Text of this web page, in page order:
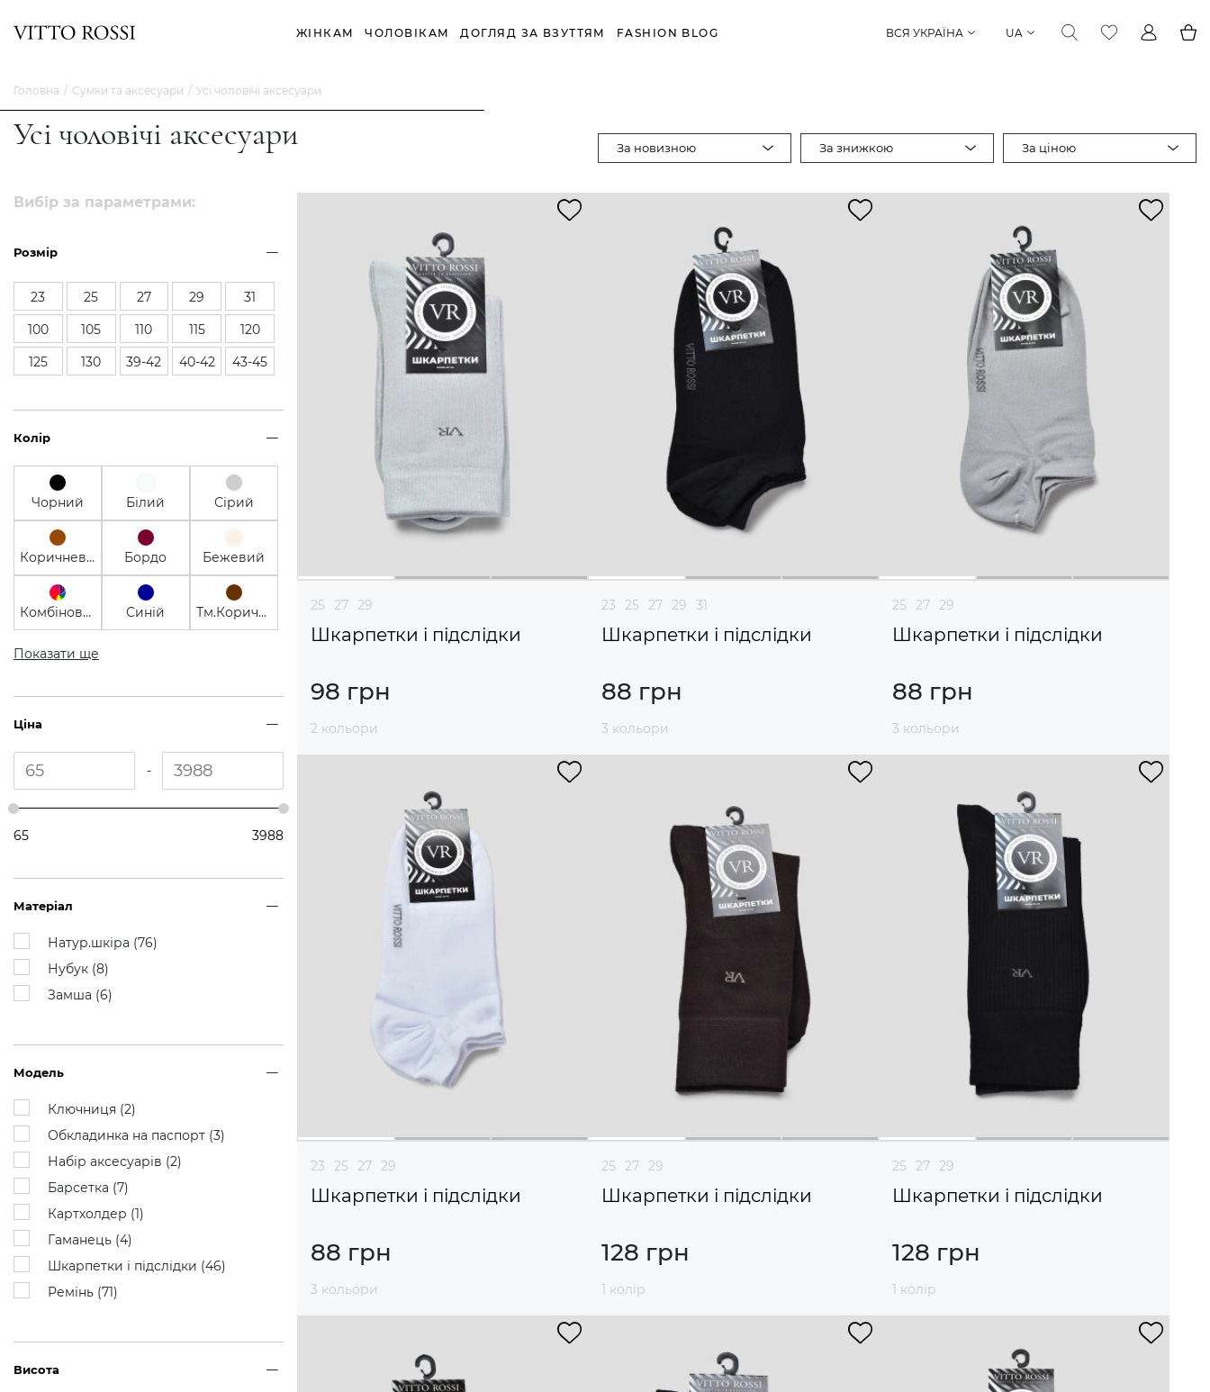
ЖІНКАМ ЧОЛОВІКАМ ДОГЛЯД ЗА ВЗУТТЯМ FASHION BLOG ВСЯ УКРАЇНА UA
Головна Сумки та аксесуари Усі чоловічі аксесуари
Усі чоловічі аксесуари За новизною За знижкою За ціною
Вибір за параметрами:
Розмір
23 25 27 29
31
100
105 110 115
120
125
130 39-42 40-42 43-45
Колір
Чорний Білий Сірий
Коричневий Бордо Бежевий
Комбінований Синій Тм.Коричневий
Показати ще
Ціна
-
65 3988
Матеріал
Натур.шкіра (76)
Нубук (8)
Замша (6)
Модель
Ключниця (2)
Обкладинка на паспорт (3)
Набір аксесуарів (2)
Барсетка (7)
Картхолдер (1)
Гаманець (4)
Шкарпетки і підслідки (46)
Ремінь (71)
Висота
25 27 29
Шкарпетки і підслідки
98 грн
2 кольори
23 25 27 29 31
Шкарпетки і підслідки
88 грн
3 кольори
25 27 29
Шкарпетки і підслідки
88 грн
3 кольори
23 25 27 29
Шкарпетки і підслідки
88 грн
3 кольори
25 27 29
Шкарпетки і підслідки
128 грн
1 колір
25 27 29
Шкарпетки і підслідки
128 грн
1 колір